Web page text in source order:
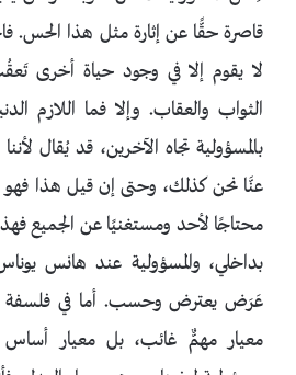
قاصرة حقًّا عن إثارة مثل هذا الحس.
لا يقوم إلا في وجود حياة أخرى
الثواب والعقاب. وإلا فما اللازم
بالمسؤولية تجاه الآخرين، قد يُقال
عنَّا نحن كذلك، وحتى إن قيل هذا فهو
محتاجًا لأحد ومستغنيًا عن الجميع
بداخلي، والمسؤولية عند هانس
عَرَض يعترض وحسب. أما في فلسفة
معيار مهمٌّ غائب، بل معيار